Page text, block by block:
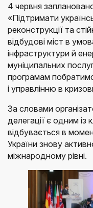
4 червня
«Підтримати
реконструкції та
відбудові міст в
інфраструктури й
муніципальних
програмам
і управлінню в
За словами
делегації є одним із
відбувається в
України знову
міжнародному рівні.